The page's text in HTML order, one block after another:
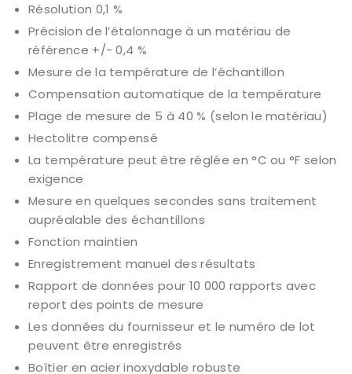
Résolution 0,1 %
Précision de l’étalonnage à un matériau de
référence +/- 0,4 %
Mesure de la température de l’échantillon
Compensation automatique de la température
Plage de mesure de 5 à 40 % (selon le matériau)
Hectolitre compensé
La température peut être réglée en °C ou °F selon
exigence
Mesure en quelques secondes sans traitement
aupréalable des échantillons
Fonction maintien
Enregistrement manuel des résultats
Rapport de données pour 10 000 rapports avec
report des points de mesure
Les données du fournisseur et le numéro de lot
peuvent être enregistrés
Boîtier en acier inoxydable robuste